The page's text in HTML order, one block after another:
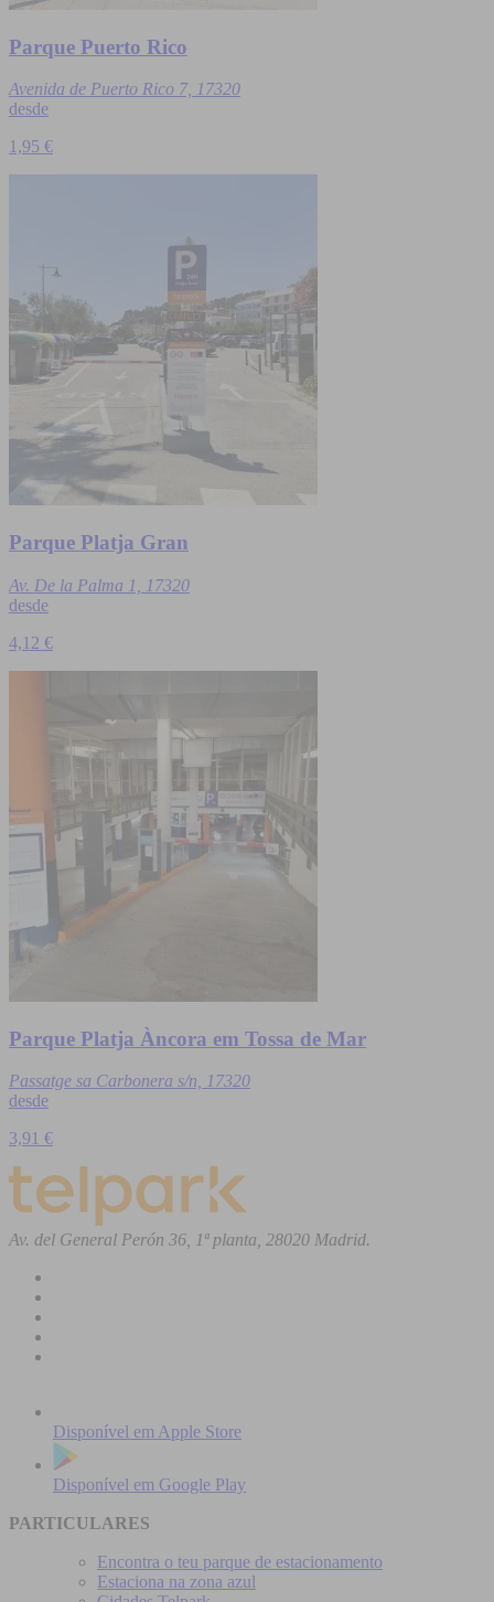
Parque Puerto Rico
Avenida de Puerto Rico 7, 17320
desde
1,95 €
Parque Platja Gran
Av. De la Palma 1, 17320
desde
4,12 €
Parque Platja Àncora em Tossa de Mar
Passatge sa Carbonera s/n, 17320
desde
3,91 €
Av. del General Perón 36, 1ª planta, 28020 Madrid.
Disponível em Apple Store
Disponível em Google Play
PARTICULARES
Encontra o teu parque de estacionamento
Estaciona na zona azul